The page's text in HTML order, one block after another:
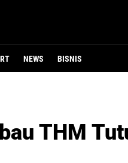
NEWS BISNIS
THM